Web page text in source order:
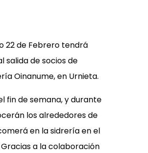
22 de Febrero tendrá
salida de socios de
Oinanume, en Urnieta.
fin de semana, y durante
los alrededores de
en la sidrería en el
a la colaboración